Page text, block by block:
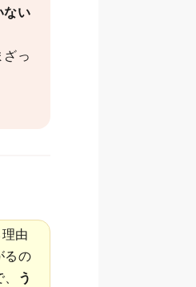
ない
っ
由
るの
う